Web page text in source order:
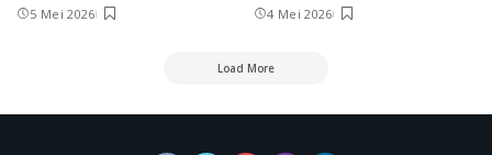
5 Mei 2026 4 Mei 2026
Load More